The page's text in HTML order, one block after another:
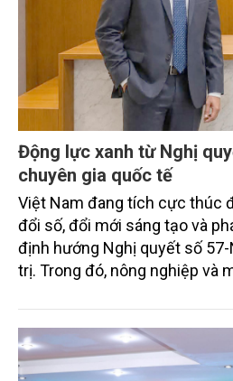
Động lực xanh từ Nghị
chuyên gia quốc tế
Việt Nam đang tích cực thúc
đổi số, đổi mới sáng tạo và
định hướng Nghị quyết số 57-
trị. Trong đó, nông nghiệp và
sắc bởi các tiến bộ công
toàn cầu, đặc biệt là mục tiêu
bằng 0 (Net-Zero) vào năm